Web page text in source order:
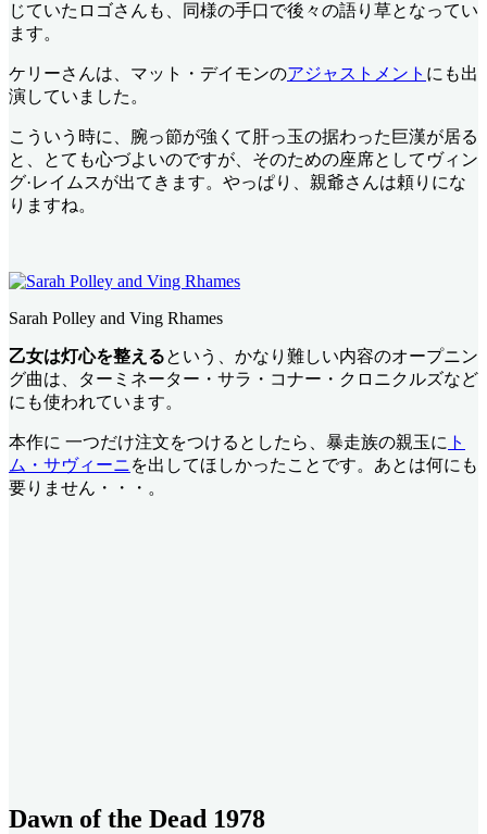
じていたロゴさんも、同様の手口で後々の語り草となってい
ます。
ケリーさんは、マット・デイモンのアジャストメント にも出
演していました。
こういう時に、腕っ節が強くて肝っ玉の据わった巨漢が居る
と、とても心づよいのですが、そのための座席としてヴィン
グ·レイムスが出てきます。やっぱり、親爺さんは頼りにな
りますね。
Sarah Polley and Ving Rhames
乙女は灯心を整えるという、かなり難しい内容のオープニン
グ曲は、ターミネーター・サラ・コナー・クロニクルズなど
にも使われています。
本作に 一つだけ注文をつけるとしたら、暴走族の親玉に ト
ム・サヴィーニを出してほしかったことです。あとは何にも
要りません・・・。
Dawn of the Dead 1978